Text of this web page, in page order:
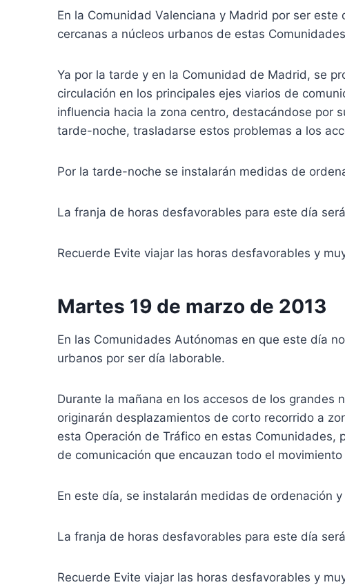
En la Comunidad Valenciana y Madrid por ser
cercanas a núcleos urbanos de estas
Ya por la tarde y en la Comunidad de Madrid, se
circulación en los principales ejes viarios de
influencia hacia la zona centro, destacándose por
tarde-noche, trasladarse estos problemas a los
Por la tarde-noche se instalarán medidas de
La franja de horas desfavorables para este día
Recuerde Evite viajar las horas desfavorables y
Martes 19 de marzo de 2013
En las Comunidades Autónomas en que este día
urbanos por ser día laborable.
Durante la mañana en los accesos de los grandes
originarán desplazamientos de corto recorrido a
esta Operación de Tráfico en estas
de comunicación que encauzan todo el
En este día, se instalarán medidas de ordenación
La franja de horas desfavorables para este día
Recuerde Evite viajar las horas desfavorables y